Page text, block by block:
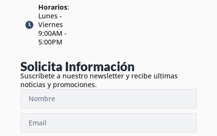
Horarios:
Lunes -
Viernes
9:00AM -
5:00PM
Solicita Información
Suscríbete a nuestro newsletter y recibe ultimas
noticias y promociones.